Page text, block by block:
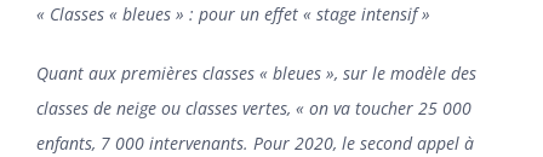
« Classes « bleues » : pour un effet « stage intensif »
Quant aux premières classes « bleues », sur le modèle des
classes de neige ou classes vertes, « on va toucher 25 000
enfants, 7 000 intervenants. Pour 2020, le second appel à